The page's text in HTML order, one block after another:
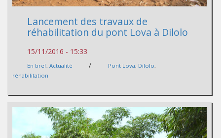
Lancement des travaux de
réhabilitation du pont Lova à Dilolo
15/11/2016 - 15:33
En bref, Actualité / Pont Lova, Dilolo,
réhabilitation